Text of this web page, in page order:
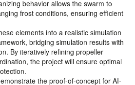
behavior allows the swarm to
frost conditions, ensuring efficient
elements into a realistic simulation
bridging simulation results with
By iteratively refining propeller
the project will ensure optimal
the proof-of-concept for AI-